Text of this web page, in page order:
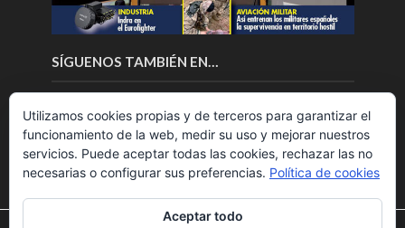
SÍGUENOS TAMBIÉN EN…
Utilizamos cookies propias y de terceros para garantizar el
funcionamiento de la web, medir su uso y mejorar nuestros
servicios. Puede aceptar todas las cookies, rechazar las no
necesarias o configurar sus preferencias. Política de cookies
Aceptar todo